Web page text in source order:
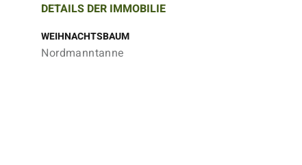
DETAILS DER IMMOBILIE
WEIHNACHTSBAUM
Nordmanntanne